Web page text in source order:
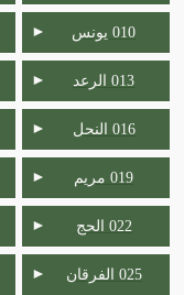
010 يونس ►
013 الرعد ►
016 النحل ►
019 مريم ►
022 الحج ►
025 الفرقان ►